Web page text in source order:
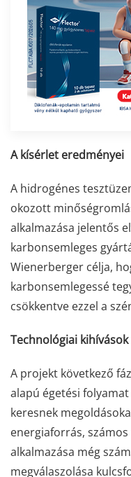
A kísérlet eredményei
A hidrogénes
okozott
alkalmazása jelentős
karbonsemleges
Wienerberger célja,
karbonsemlegessé
csökkentve ezzel a
Technológiai
A projekt következő
alapú égetési
keresnek
energiaforrás,
alkalmazása még
megválaszolása